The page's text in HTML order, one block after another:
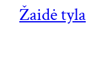
Žaidė tyla